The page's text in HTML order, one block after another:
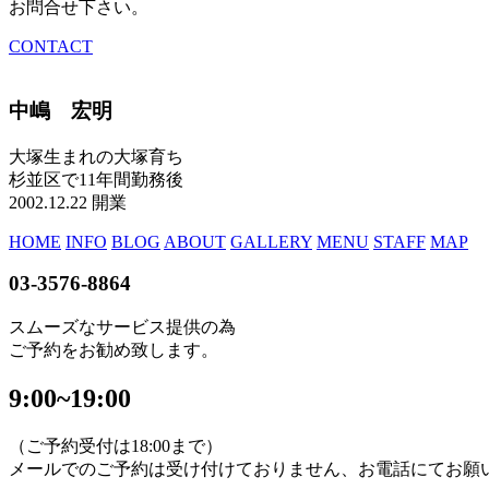
お問合せ下さい。
CONTACT
中嶋 宏明
大塚生まれの大塚育ち
杉並区で11年間勤務後
2002.12.22 開業
HOME INFO BLOG ABOUT GALLERY MENU STAFF MAP
03-3576-8864
スムーズなサービス提供の為
ご予約をお勧め致します。
9:00~19:00
（ご予約受付は18:00まで）
メールでのご予約は受け付けておりません、お電話にてお願